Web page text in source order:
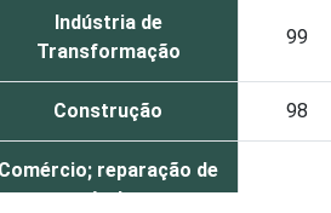
Indústria de
Transformação
99
Construção 98
Comércio; reparação de
veículos